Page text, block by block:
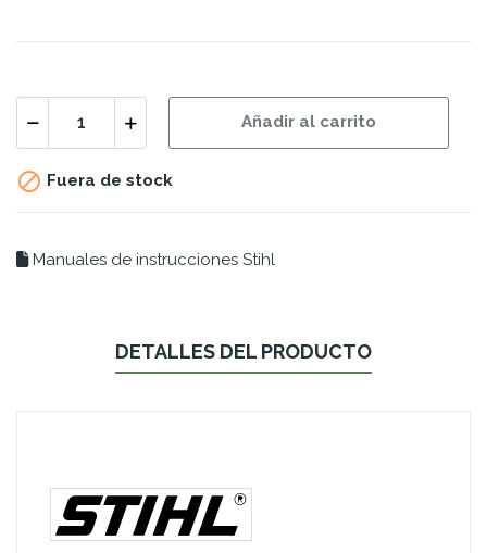
Añadir al carrito
 Fuera de stock
Manuales de instrucciones Stihl
DETALLES DEL PRODUCTO